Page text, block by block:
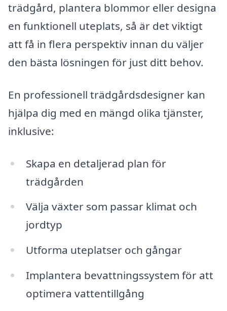
trädgård, plantera blommor eller designa
en funktionell uteplats, så är det viktigt
att få in flera perspektiv innan du väljer
den bästa lösningen för just ditt behov.
En professionell trädgårdsdesigner kan
hjälpa dig med en mängd olika tjänster,
inklusive:
Skapa en detaljerad plan för
trädgården
Välja växter som passar klimat och
jordtyp
Utforma uteplatser och gångar
Implantera bevattningssystem för att
optimera vattentillgång